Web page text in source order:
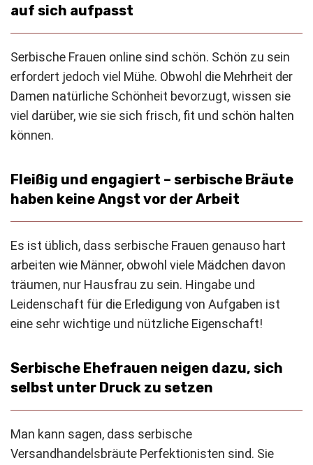
auf sich aufpasst
Serbische Frauen online sind schön. Schön zu sein
erfordert jedoch viel Mühe. Obwohl die Mehrheit der
Damen natürliche Schönheit bevorzugt, wissen sie
viel darüber, wie sie sich frisch, fit und schön halten
können.
Fleißig und engagiert – serbische Bräute
haben keine Angst vor der Arbeit
Es ist üblich, dass serbische Frauen genauso hart
arbeiten wie Männer, obwohl viele Mädchen davon
träumen, nur Hausfrau zu sein. Hingabe und
Leidenschaft für die Erledigung von Aufgaben ist
eine sehr wichtige und nützliche Eigenschaft!
Serbische Ehefrauen neigen dazu, sich
selbst unter Druck zu setzen
Man kann sagen, dass serbische
Versandhandelsbräute Perfektionisten sind. Sie